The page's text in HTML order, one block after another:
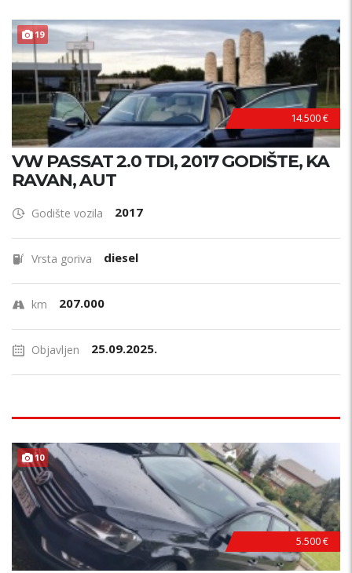
19
14.500 €
VW PASSAT 2.0 TDI, 2017 GODIŠTE, KA
RAVAN, AUT
Godište vozila 2017
Vrsta goriva diesel
km 207.000
Objavljen 25.09.2025.
10
5.500 €